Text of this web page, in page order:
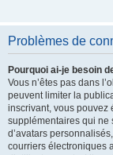
Problèmes de
Pourquoi ai-je besoin
Vous n’êtes pas dans
peuvent limiter la
inscrivant, vous pouvez
supplémentaires qui ne
d’avatars
courriers électroniques